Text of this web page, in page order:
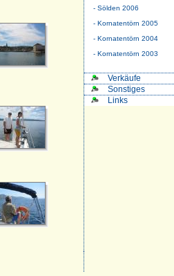
- Sölden 2006
- Kornatentörn 2005
- Kornatentörn 2004
- Kornatentörn 2003
Verkäufe
Sonstiges
Links